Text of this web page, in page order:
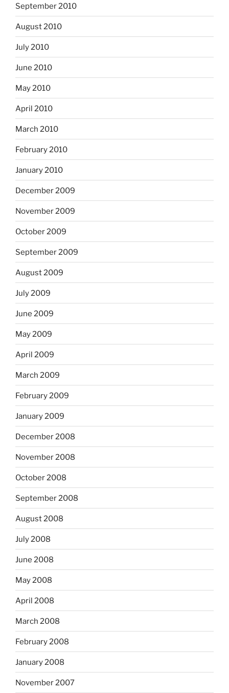
September 2010
August 2010
July 2010
June 2010
May 2010
April 2010
March 2010
February 2010
January 2010
December 2009
November 2009
October 2009
September 2009
August 2009
July 2009
June 2009
May 2009
April 2009
March 2009
February 2009
January 2009
December 2008
November 2008
October 2008
September 2008
August 2008
July 2008
June 2008
May 2008
April 2008
March 2008
February 2008
January 2008
November 2007